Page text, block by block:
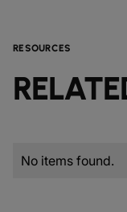
RESOURCES
No items found.